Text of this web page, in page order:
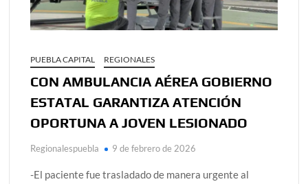
PUEBLA CAPITAL REGIONALES
CON AMBULANCIA AÉREA GOBIERNO
ESTATAL GARANTIZA ATENCIÓN
OPORTUNA A JOVEN LESIONADO
Regionalespuebla 9 de febrero de 2026
-El paciente fue trasladado de manera urgente al